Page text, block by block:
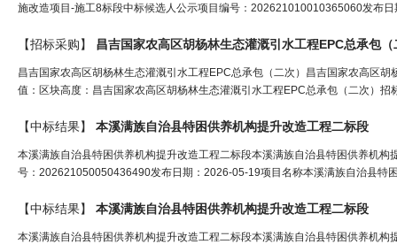
施改造项目-施工8标段中标候选人公示项目编号：202621010010365060发布
【招标采购】 昌吉国家农高区胡杨林生态灌溉引 水工程EPC总承包（
昌吉国家农高区胡杨林生态灌溉引水工程EPC总承包（二次）昌吉国家农高区
值：区块高度：昌吉国家农高区胡杨林生态灌溉引水工程EPC总承包（二次）
【中标结果】 本溪满族自治县特困供养机构提升改造工程二标段
本溪满族自治县特困供养机构提升改造工程二标段本溪满族自治县特困供养机
号：202621050050436490发布日期：2026-05-19项目名称本溪满族自治县特
【中标结果】 本溪满族自治县特困供养机构提升改造工程二标段
本溪满族自治县特困供养机构提升改造工程二标段本溪满族自治县特困供养机